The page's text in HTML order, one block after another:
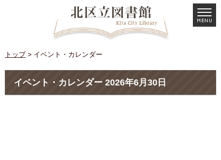
トップ> イベント・カレンダー
イベント・カレンダー 2026年6月30日